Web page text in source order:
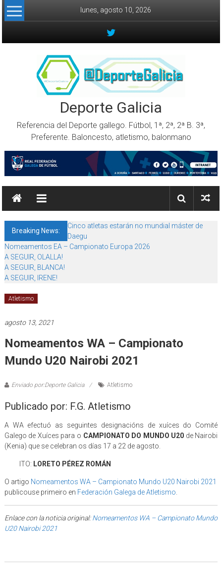
Skip to content
lunes, agosto 10, 2026
Deporte Galicia
Referencia del Deporte gallego. Fútbol, 1ª, 2ª, 2ª B. 3ª,
Preferente. Baloncesto, atletismo, balonmano
Breaking News:
Cinco atletas estarán no mundial máster de
Daegu
Nomeamentos EA – Campionato Europa 2026
A SEGUIR, OLALLA!
A SEGUIR, BLANCA!
A SEGUIR, IRENE!
Atletismo
agosto 13, 2021
Nomeamentos WA – Campionato
Mundo U20 Nairobi 2021
Enviado por:Deporte Galicia Atletismo
Publicado por: F.G. Atletismo
A WA efectuó as seguintes designacións de xuíces do Comité
Galego de Xuíces para o CAMPIONATO DO MUNDO U20 de Nairobi
(Kenia) que se celebran os días 17 a 22 de agosto.
ITO: LORETO PÉREZ ROMÁN
O artigo Nomeamentos WA – Campionato Mundo U20 Nairobi 2021
publicouse primeiro en Federación Galega de Atletismo.
Enlace con la noticia original:Nomeamentos WA – Campionato Mundo
U20 Nairobi 2021